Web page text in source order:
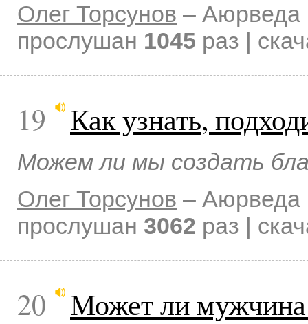
Олег Торсунов – Аюрведа
прослушан 1045 раз |
19 Как узнать,
Можем ли мы создать
Олег Торсунов – Аюрведа
прослушан 3062 раз |
20 Может ли